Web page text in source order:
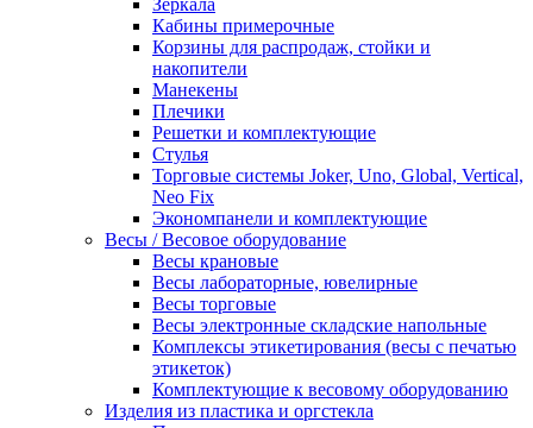
Зеркала
Кабины примерочные
Корзины для распродаж, стойки и
накопители
Манекены
Плечики
Решетки и комплектующие
Стулья
Торговые системы Joker, Uno, Global, Vertical,
Neo Fix
Экономпанели и комплектующие
Весы / Весовое оборудование
Весы крановые
Весы лабораторные, ювелирные
Весы торговые
Весы электронные складские напольные
Комплексы этикетирования (весы с печатью
этикеток)
Комплектующие к весовому оборудованию
Изделия из пластика и оргстекла